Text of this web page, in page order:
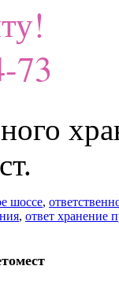
73
шоссе,
, ответ хранение